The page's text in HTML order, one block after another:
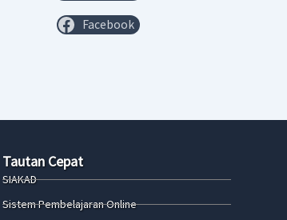
Facebook
Tautan Cepat
SIAKAD
Sistem Pembelajaran Online